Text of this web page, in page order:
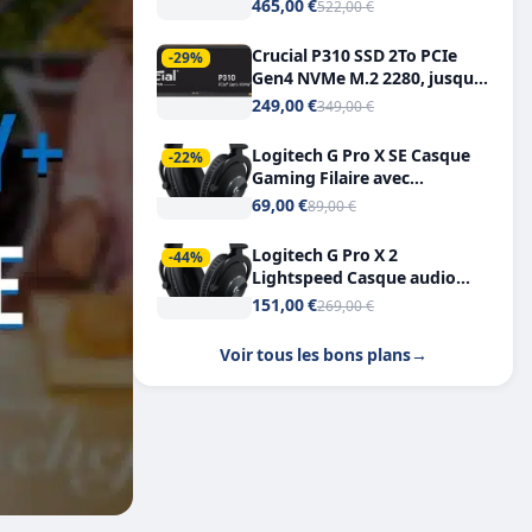
465,00 €522,00 €
-29%
Crucial P310 SSD 2To PCIe
Gen4 NVMe M.2 2280, jusqu’à
7.100 Mo/s
249,00 €349,00 €
-22%
Logitech G Pro X SE Casque
Gaming Filaire avec
Microphone Micro
7.1
69,00 €89,00 €
-44%
Logitech G Pro X 2
Lightspeed Casque audio
bluetooth
151,00 €269,00 €
Voir tous les bons plans→